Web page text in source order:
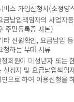
비스 가입신청서(소정양
금납입책임자의 사업자
주민등록증 사본)
타 신원확인, 요금납입
청하는 부대 서류
회원이 미성년자 또는
신청자 및 요금납입책임
으로 하여 이용신청을